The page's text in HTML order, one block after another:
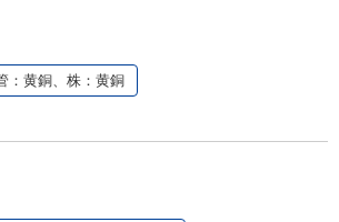
：黄銅、株：黄銅